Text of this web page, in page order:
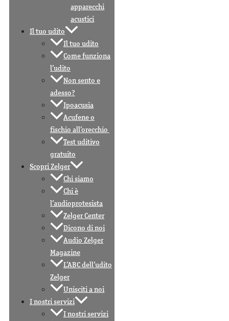
apparecchi
acustici
Il tuo udito
Il tuo udito
Come funziona
l’udito
Non sento e
adesso?
Ipoacusia
Acufene o
fischio all’orecchio
Test uditivo
gratuito
Scopri Zelger
Chi siamo
Chi è
l’audioprotesista
Zelger Center
Dicono di noi
Audio Zelger
Magazine
L’ABC dell’udito
Zelger
Unisciti a noi
I nostri servizi
I nostri servizi